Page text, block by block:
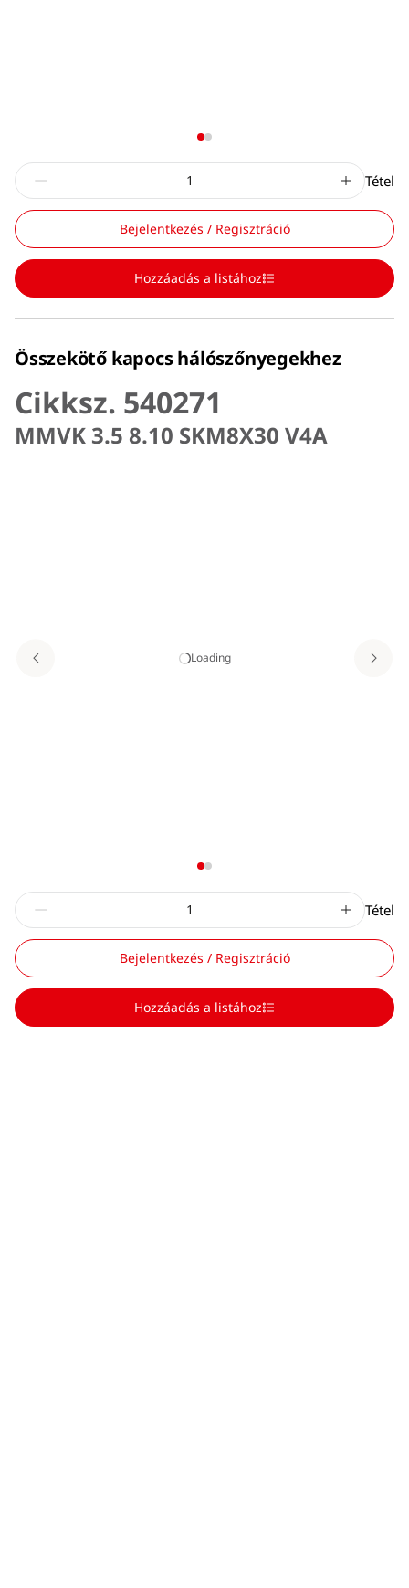
Tétel
Bejelentkezés / Regisztráció
Hozzáadás a listához
Összekötő kapocs hálószőnyegekhez
Cikksz. 540271
MMVK 3.5 8.10 SKM8X30 V4A
Loading
Tétel
Bejelentkezés / Regisztráció
Hozzáadás a listához